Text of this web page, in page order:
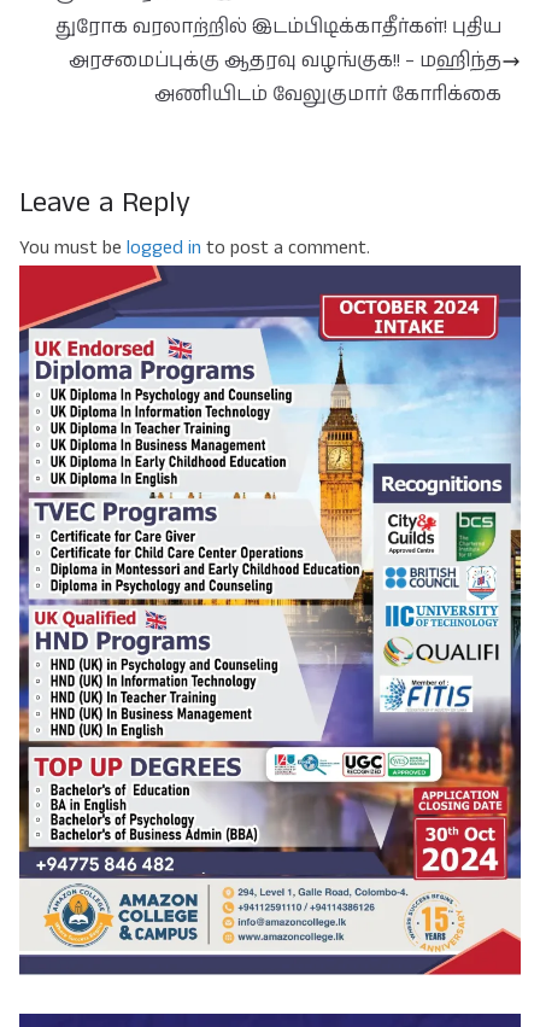
துரோக வரலாற்றில் இடம்பிடிக்காதீர்கள்! புதிய
அரசமைப்புக்கு ஆதரவு வழங்குக!! – மஹிந்த
அணியிடம் வேலுகுமார் கோரிக்கை
Leave a Reply
You must be logged in to post a comment.